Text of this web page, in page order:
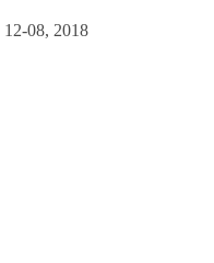
12-08, 2018